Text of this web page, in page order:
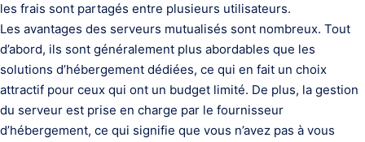
les frais sont partagés entre plusieurs utilisateurs.
Les avantages des serveurs mutualisés sont nombreux. Tout
d’abord, ils sont généralement plus abordables que les
solutions d’hébergement dédiées, ce qui en fait un choix
attractif pour ceux qui ont un budget limité. De plus, la gestion
du serveur est prise en charge par le fournisseur
d’hébergement, ce qui signifie que vous n’avez pas à vous